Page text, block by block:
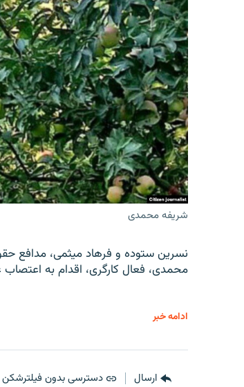
شریفه محمدی
نسرین ستوده و فرهاد میثمی، مدافع
محمدی، فعال کارگری، اقدام به اعتصاب
ادامه خبر
ارسال دسترسی بدون فیلترشکن